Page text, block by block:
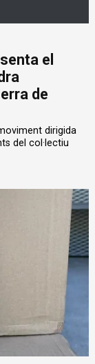
el
de
dirigida
del col·lectiu